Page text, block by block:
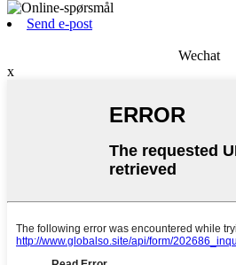
Send e-post
Wechat
x